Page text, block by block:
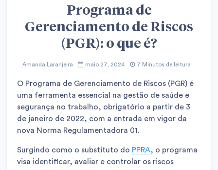
Programa de
Gerenciamento de Riscos
(PGR): o que é?
Amanda Laranjeira maio 27, 2024 7 Minutos de leitura
O Programa de Gerenciamento de Riscos (PGR) é
uma ferramenta essencial na gestão de saúde e
segurança no trabalho, obrigatório a partir de 3
de janeiro de 2022, com a entrada em vigor da
nova Norma Regulamentadora 01.
Surgindo como o substituto do PPRA, o programa
visa identificar, avaliar e controlar os riscos